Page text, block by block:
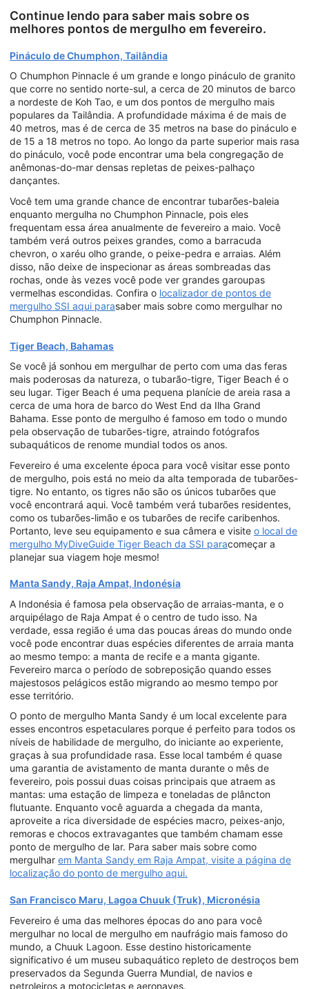
Continue lendo para saber mais sobre os
melhores pontos de mergulho em fevereiro.
Pináculo de Chumphon, Tailândia
O Chumphon Pinnacle é um grande e longo pináculo de granito
que corre no sentido norte-sul, a cerca de 20 minutos de barco
a nordeste de Koh Tao, e um dos pontos de mergulho mais
populares da Tailândia. A profundidade máxima é de mais de
40 metros, mas é de cerca de 35 metros na base do pináculo e
de 15 a 18 metros no topo. Ao longo da parte superior mais rasa
do pináculo, você pode encontrar uma bela congregação de
anêmonas-do-mar densas repletas de peixes-palhaço
dançantes.
Você tem uma grande chance de encontrar tubarões-baleia
enquanto mergulha no Chumphon Pinnacle, pois eles
frequentam essa área anualmente de fevereiro a maio. Você
também verá outros peixes grandes, como a barracuda
chevron, o xaréu olho grande, o peixe-pedra e arraias. Além
disso, não deixe de inspecionar as áreas sombreadas das
rochas, onde às vezes você pode ver grandes garoupas
vermelhas escondidas. Confira o localizador de pontos de
mergulho SSI aqui parasaber mais sobre como mergulhar no
Chumphon Pinnacle.
Tiger Beach, Bahamas
Se você já sonhou em mergulhar de perto com uma das feras
mais poderosas da natureza, o tubarão-tigre, Tiger Beach é o
seu lugar. Tiger Beach é uma pequena planície de areia rasa a
cerca de uma hora de barco do West End da Ilha Grand
Bahama. Esse ponto de mergulho é famoso em todo o mundo
pela observação de tubarões-tigre, atraindo fotógrafos
subaquáticos de renome mundial todos os anos.
Fevereiro é uma excelente época para você visitar esse ponto
de mergulho, pois está no meio da alta temporada de tubarões-
tigre. No entanto, os tigres não são os únicos tubarões que
você encontrará aqui. Você também verá tubarões residentes,
como os tubarões-limão e os tubarões de recife caribenhos.
Portanto, leve seu equipamento e sua câmera e visite o local de
mergulho MyDiveGuide Tiger Beach da SSI paracomeçar a
planejar sua viagem hoje mesmo!
Manta Sandy, Raja Ampat, Indonésia
A Indonésia é famosa pela observação de arraias-manta, e o
arquipélago de Raja Ampat é o centro de tudo isso. Na
verdade, essa região é uma das poucas áreas do mundo onde
você pode encontrar duas espécies diferentes de arraia manta
ao mesmo tempo: a manta de recife e a manta gigante.
Fevereiro marca o período de sobreposição quando esses
majestosos pelágicos estão migrando ao mesmo tempo por
esse território.
O ponto de mergulho Manta Sandy é um local excelente para
esses encontros espetaculares porque é perfeito para todos os
níveis de habilidade de mergulho, do iniciante ao experiente,
graças à sua profundidade rasa. Esse local também é quase
uma garantia de avistamento de manta durante o mês de
fevereiro, pois possui duas coisas principais que atraem as
mantas: uma estação de limpeza e toneladas de plâncton
flutuante. Enquanto você aguarda a chegada da manta,
aproveite a rica diversidade de espécies macro, peixes-anjo,
remoras e chocos extravagantes que também chamam esse
ponto de mergulho de lar. Para saber mais sobre como
mergulhar em Manta Sandy em Raja Ampat, visite a página de
localização do ponto de mergulho aqui.
San Francisco Maru, Lagoa Chuuk (Truk), Micronésia
Fevereiro é uma das melhores épocas do ano para você
mergulhar no local de mergulho em naufrágio mais famoso do
mundo, a Chuuk Lagoon. Esse destino historicamente
significativo é um museu subaquático repleto de destroços bem
preservados da Segunda Guerra Mundial, de navios e
petroleiros a motocicletas e aeronaves.